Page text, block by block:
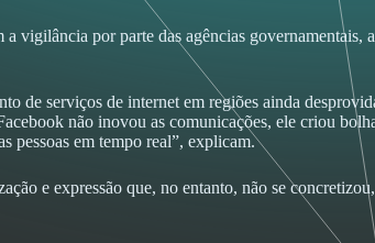
vigilância por parte das agências governamentais,
de serviços de internet em regiões ainda
não inovou as comunicações, ele criou
pessoas em tempo real”, explicam.
e expressão que, no entanto, não se